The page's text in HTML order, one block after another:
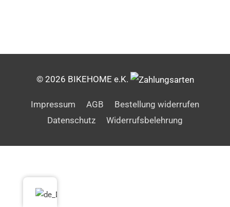
© 2026 BIKEHOME e.K.
Impressum AGB
Bestellung widerrufen
Datenschutz
Widerrufsbelehrung